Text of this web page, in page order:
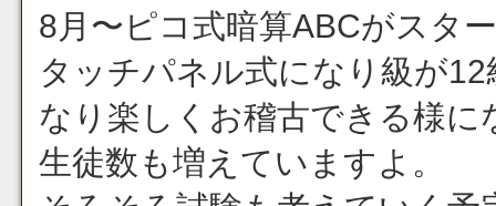
8月〜ピコ式暗算ABCがスタ
タッチパネル式になり級が
なり楽しくお稽古できる様に
生徒数も増えていますよ。